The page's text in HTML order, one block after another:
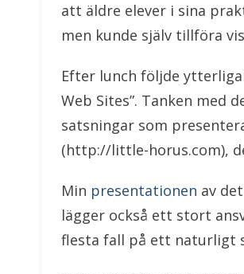
att äldre elever i sina
men kunde själv tillföra
Efter lunch följde
Web Sites”. Tanken med
satsningar som
(http://little-horus.com),
Min presentationen av
lägger också ett stort
flesta fall på ett naturligt